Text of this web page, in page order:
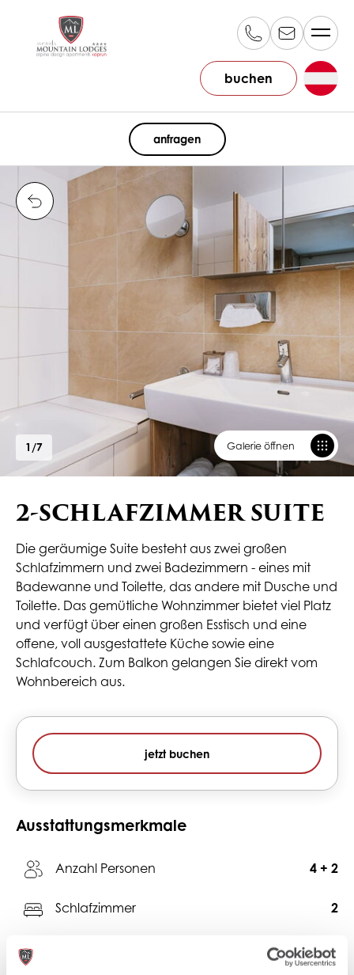
Galerie öffnen
1 /7
buchen
anfragen
2-SCHLAFZIMMER SUITE
Die geräumige Suite besteht aus zwei großen
Schlafzimmern und zwei Badezimmern - eines mit
Badewanne und Toilette, das andere mit Dusche und
Toilette. Das gemütliche Wohnzimmer bietet viel Platz
und verfügt über einen großen Esstisch und eine
offene, voll ausgestattete Küche sowie eine
Schlafcouch. Zum Balkon gelangen Sie direkt vom
Wohnbereich aus.
jetzt buchen
Ausstattungsmerkmale
Anzahl Personen 4 + 2
Schlafzimmer 2
2